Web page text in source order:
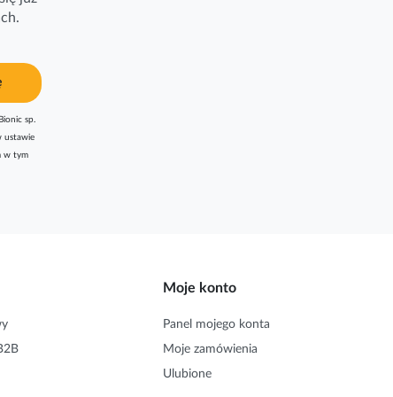
sp.
ustawie
w tym
Moje konto
Panel mojego konta
Moje zamówienia
Ulubione